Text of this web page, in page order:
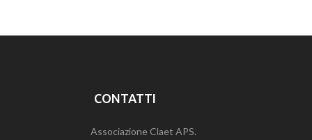
CONTATTI
Associazione Claet APS.